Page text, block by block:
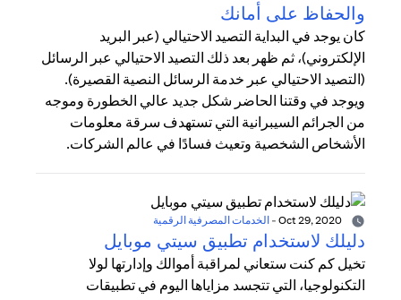
والحفاظ على أمانك
كان يوجد في البداية التصيد الاحتيالي (عبر البريد
الإلكتروني)، ثم ظهر بعد ذلك التصيد الاحتيالي عبر الرسائل
(التصيد الاحتيالي عبر خدمة الرسائل النصية القصيرة).
ويوجد في وقتنا الحاضر شكل جديد عالي الخطورة وموجه
من الجرائم السيبرانية التي تستهدف سرقة معلومات
الأشخاص الشخصية وتعيث فسادًا في عالم الشركات.
- الخدمات المصرفية الرقمية
دليلك لاستخدام تطبيق سيتي موبايل
تخيل كم كنت ستعاني لمراقبة أموالك وإدارتها لولا
التكنولوجيا، التي تتجسد مزاياها اليوم في تطبيقات